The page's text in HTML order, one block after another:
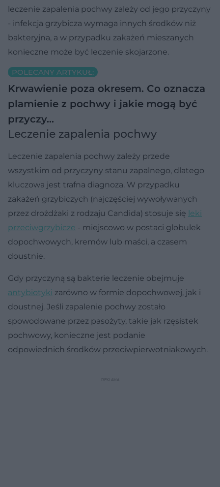
leczenie zapalenia pochwy zależy od jego przyczyny
- infekcja grzybicza wymaga innych środków niż
bakteryjna, a w przypadku zakażeń mieszanych
konieczne może być leczenie skojarzone.
POLECANY ARTYKUŁ:
Krwawienie poza okresem. Co oznacza
plamienie z pochwy i jakie mogą być
przyczy…
Leczenie zapalenia pochwy
Leczenie zapalenia pochwy zależy przede
wszystkim od przyczyny stanu zapalnego, dlatego
kluczowa jest trafna diagnoza. W przypadku
zakażeń grzybiczych (najczęściej wywoływanych
przez drożdżaki z rodzaju Candida) stosuje się leki
przeciwgrzybicze - miejscowo w postaci globulek
dopochwowych, kremów lub maści, a czasem
doustnie.
Gdy przyczyną są bakterie leczenie obejmuje
antybiotyki zarówno w formie dopochwowej, jak i
doustnej. Jeśli zapalenie pochwy zostało
spowodowane przez pasożyty, takie jak rzęsistek
pochwowy, konieczne jest podanie
odpowiednich środków przeciwpierwotniakowych.